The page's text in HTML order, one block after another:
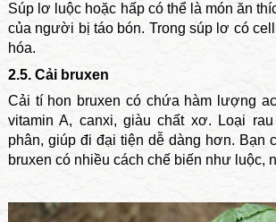
Súp lơ luộc hoặc hấp có thể là món ăn
của người bị táo bón. Trong súp lơ có
hóa.
2.5. Cải bruxen
Cải tí hon bruxen có chứa hàm lượng
vitamin A, canxi, giàu chất xơ. Loại
phân, giúp đi đại tiện dễ dàng hơn. Bạn
bruxen có nhiều cách chế biến như luộc,